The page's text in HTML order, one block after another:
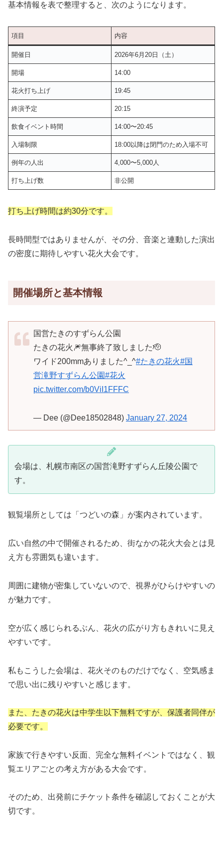
基本情報を表で整理すると、次のようになります。
項目 内容
開催日 2026年6月20日（土）
開場 14:00
花火打ち上げ 19:45
終演予定 20:15
飲食イベント時間 14:00〜20:45
入場制限 18:00以降は閉門のため入場不可
例年の人出 4,000〜5,000人
打ち上げ数 非公開
打ち上げ時間は約30分です。
長時間型ではありませんが、その分、音楽と連動した演出
の密度に期待しやすい花火大会です。
開催場所と基本情報
国営たきのすずらん公園
たきの花火🎆無事終了致しました🫡
ワイド200mmありました^_^#たきの花火#国
営滝野すずらん公園#花火
pic.twitter.com/b0ViI1FFFC
— Dee (@Dee18502848) January 27, 2024
会場は、札幌市南区の国営滝野すずらん丘陵公園で
す。
観覧場所としては「つどいの森」が案内されています。
広い自然の中で開催されるため、街なかの花火大会とは見
え方も雰囲気も違います。
周囲に建物が密集していないので、視界がひらけやすいの
が魅力です。
空が広く感じられるぶん、花火の広がり方もきれいに見え
やすいです。
私もこうした会場は、花火そのものだけでなく、空気感ま
で思い出に残りやすいと感じます。
また、たきの花火は中学生以下無料ですが、保護者同伴が
必要です。
家族で行きやすい反面、完全な無料イベントではなく、観
覧エリアごとの考え方がある大会です。
そのため、出発前にチケット条件を確認しておくことが大
切です。